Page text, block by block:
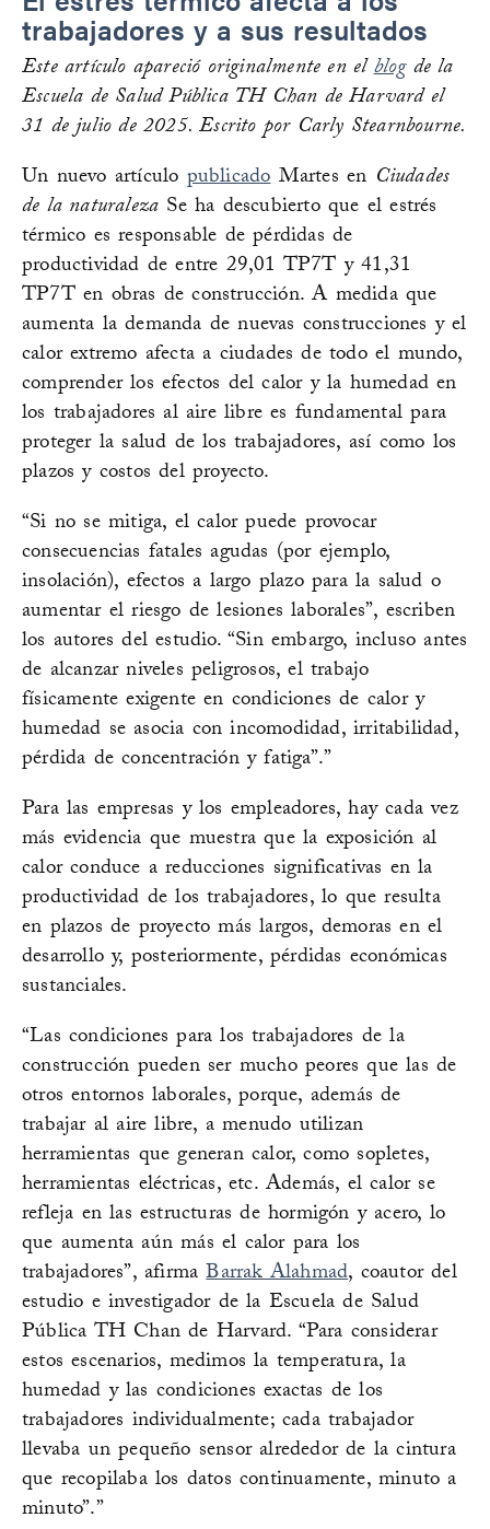
trabajadores y a sus resultados
Este artículo apareció originalmente en elblogde la
Escuela de Salud Pública TH Chan de Harvard el
31 de julio de 2025. Escrito por Carly Stearnbourne.
Un nuevo artículo publicadoMartes en Ciudades
de la naturaleza Se ha descubierto que el estrés
térmico es responsable de pérdidas de
productividad de entre 29,01 TP7T y 41,31
TP7T en obras de construcción. A medida que
aumenta la demanda de nuevas construcciones y el
calor extremo afecta a ciudades de todo el mundo,
comprender los efectos del calor y la humedad en
los trabajadores al aire libre es fundamental para
proteger la salud de los trabajadores, así como los
plazos y costos del proyecto.
“Si no se mitiga, el calor puede provocar
consecuencias fatales agudas (por ejemplo,
insolación), efectos a largo plazo para la salud o
aumentar el riesgo de lesiones laborales”, escriben
los autores del estudio. “Sin embargo, incluso antes
de alcanzar niveles peligrosos, el trabajo
físicamente exigente en condiciones de calor y
humedad se asocia con incomodidad, irritabilidad,
pérdida de concentración y fatiga”.”
Para las empresas y los empleadores, hay cada vez
más evidencia que muestra que la exposición al
calor conduce a reducciones significativas en la
productividad de los trabajadores, lo que resulta
en plazos de proyecto más largos, demoras en el
desarrollo y, posteriormente, pérdidas económicas
sustanciales.
“Las condiciones para los trabajadores de la
construcción pueden ser mucho peores que las de
otros entornos laborales, porque, además de
trabajar al aire libre, a menudo utilizan
herramientas que generan calor, como sopletes,
herramientas eléctricas, etc. Además, el calor se
refleja en las estructuras de hormigón y acero, lo
que aumenta aún más el calor para los
trabajadores”, afirmaBarrak Alahmad, coautor del
estudio e investigador de la Escuela de Salud
Pública TH Chan de Harvard. “Para considerar
estos escenarios, medimos la temperatura, la
humedad y las condiciones exactas de los
trabajadores individualmente; cada trabajador
llevaba un pequeño sensor alrededor de la cintura
que recopilaba los datos continuamente, minuto a
minuto”.”